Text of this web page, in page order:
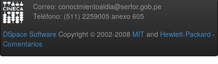
Correo: conocimientoaldia@serfor.gob.pe
Teléfono: (511) 2259005 anexo 605
DSpace Software Copyright © 2002-2008 MIT and Hewlett-Packard -
Comentarios